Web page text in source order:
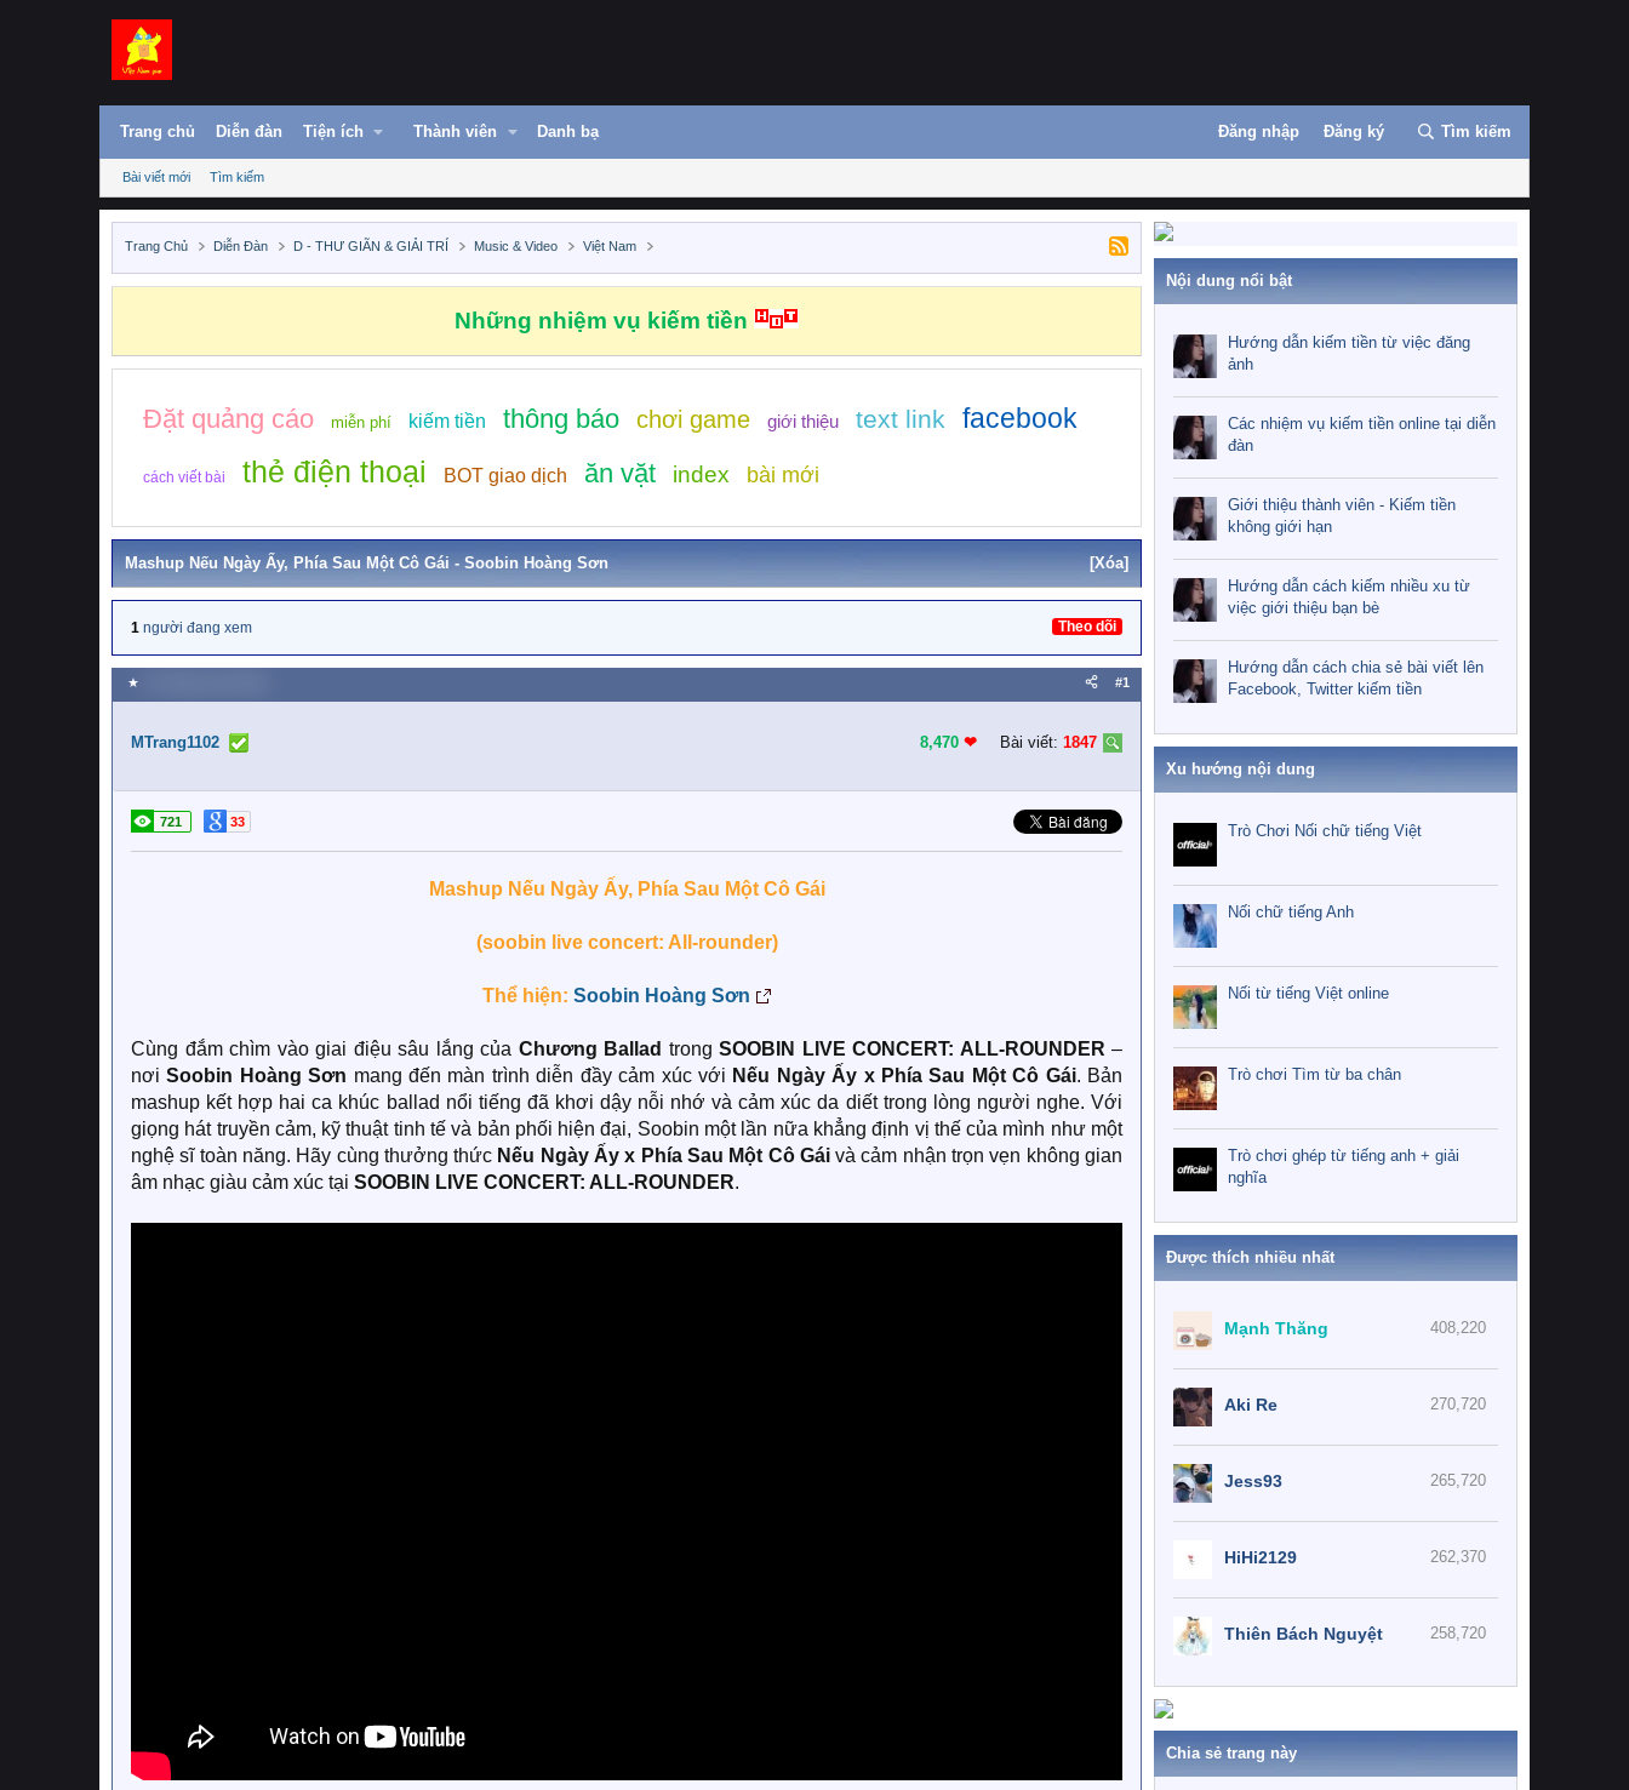
Trang chủ Diễn đàn Tiện ích Thành viên Danh bạ Đăng nhập Đăng ký Tìm kiếm
Bài viết mới Tìm kiếm
Trang Chủ Diễn Đàn D - THƯ GIÃN & GIẢI TRÍ Music & Video Việt Nam
Những nhiệm vụ kiếm tiền
Đặt quảng cáo miễn phí kiếm tiền thông báo chơi game giới thiệu text link facebook
cách viết bài thẻ điện thoại BOT giao dịch ăn vặt index bài mới
Mashup Nếu Ngày Ấy, Phía Sau Một Cô Gái - Soobin Hoàng Sơn [Xóa]
1 người đang xem Theo dõi
★ #1
MTrang1102 8,470 ❤︎ Bài viết: 1847
721 33
Mashup Nếu Ngày Ấy, Phía Sau Một Cô Gái
(soobin live concert: All-rounder)
Thể hiện: Soobin Hoàng Sơn
Cùng đắm chìm vào giai điệu sâu lắng của Chương Ballad trong SOOBIN LIVE CONCERT: ALL-ROUNDER –
nơiSoobin Hoàng Sơn mang đến màn trình diễn đầy cảm xúc với Nếu Ngày Ấy x Phía Sau Một Cô Gái. Bản
mashup kết hợp hai ca khúc ballad nổi tiếng đã khơi dậy nỗi nhớ và cảm xúc da diết trong lòng người nghe. Với
giọng hát truyền cảm, kỹ thuật tinh tế và bản phối hiện đại, Soobin một lần nữa khẳng định vị thế của mình như một
nghệ sĩ toàn năng. Hãy cùng thưởng thức Nếu Ngày Ấy x Phía Sau Một Cô Gáivà cảm nhận trọn vẹn không gian
âm nhạc giàu cảm xúc tại SOOBIN LIVE CONCERT: ALL-ROUNDER.
Nội dung nổi bật
Hướng dẫn kiếm tiền từ việc đăng
ảnh
Các nhiệm vụ kiếm tiền online tại diễn
đàn
Giới thiệu thành viên - Kiếm tiền
không giới hạn
Hướng dẫn cách kiếm nhiều xu từ
việc giới thiệu bạn bè
Hướng dẫn cách chia sẻ bài viết lên
Facebook, Twitter kiếm tiền
Xu hướng nội dung
Trò Chơi Nối chữ tiếng Việt
Nối chữ tiếng Anh
Nối từ tiếng Việt online
Trò chơi Tìm từ ba chân
Trò chơi ghép từ tiếng anh + giải
nghĩa
Được thích nhiều nhất
408,220
Mạnh Thăng
270,720
Aki Re
265,720
Jess93
262,370
HiHi2129
258,720
Thiên Bách Nguyệt
Chia sẻ trang này